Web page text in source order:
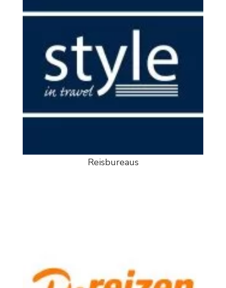
Reisbureaus